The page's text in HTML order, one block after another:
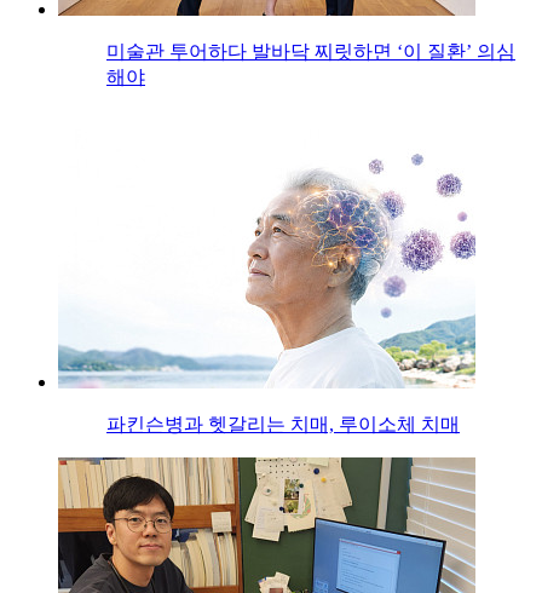
미술관 투어하다 발바닥 찌릿하면 ‘이 질환’ 의심
해야
파킨슨병과 헷갈리는 치매, 루이소체 치매